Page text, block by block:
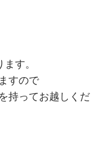
す。
すので
持ってお越しくだ